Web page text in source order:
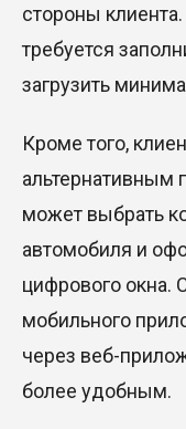
стороны
требуется
загрузить
Кроме того,
альтернативным
может выбрать
автомобиля и
цифрового окна.
мобильного
через веб-
более удобным.